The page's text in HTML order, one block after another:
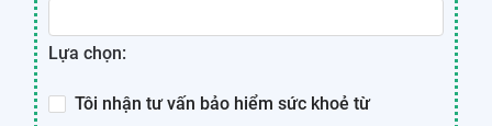
Lựa chọn:
Tôi nhận tư vấn bảo hiểm sức khoẻ từ